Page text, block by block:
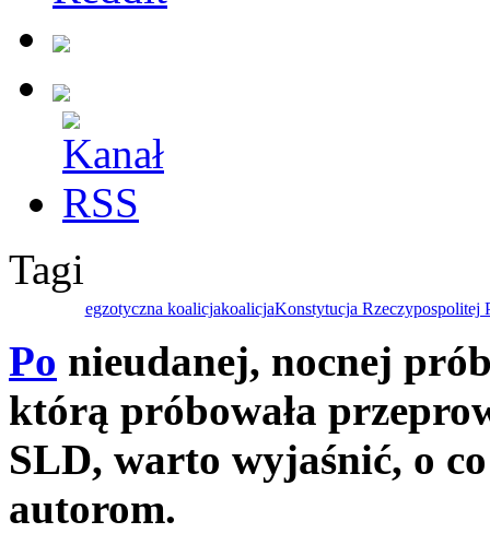
Tagi
egzotyczna koalicjakoalicjaKonstytucja Rzeczypospolitej
Po nieudanej, nocnej
którą próbowała
SLD, warto wyjaśnić, o
autorom.